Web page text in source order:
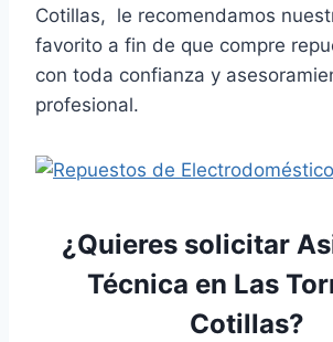
Cotillas, le recomendamos
favorito a fin de que compre
con toda confianza y
profesional.
¿Quieres solicitar
Técnica en Las
Cotillas?